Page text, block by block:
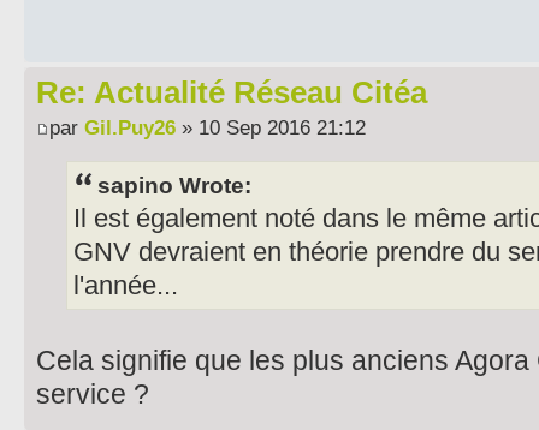
Re: Actualité Réseau Citéa
par Gil.Puy26 » 10 Sep 2016 21:12
sapino Wrote:
Il est également noté dans le même
GNV devraient en théorie prendre du
l'année...
Cela signifie que les plus anciens
service ?